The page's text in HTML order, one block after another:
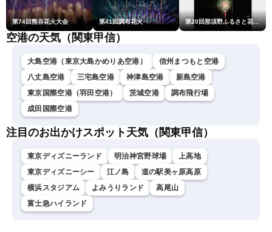
第74回熊谷花火大会 第41回調布花火 第20回那須野ふるさと花火大会
空港の天気（関東甲信）
大島空港（東京大島かめりあ空港）
信州まつもと空港
八丈島空港
三宅島空港 神津島空港
新島空港
東京国際空港（羽田空港）
茨城空港
調布飛行場
成田国際空港
注目のお出かけスポット天気（関東甲信）
東京ディズニーランド 明治神宮野球場
上高地
東京ディズニーシー
江ノ島
道の駅美ヶ原高原
横浜スタジアム
よみうりランド
高尾山
富士急ハイランド